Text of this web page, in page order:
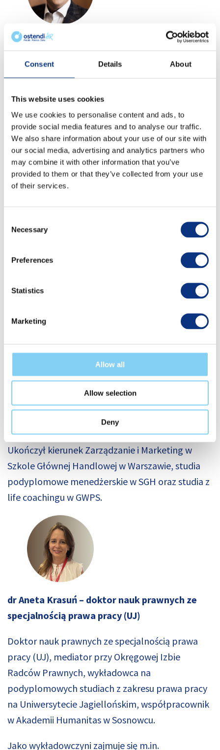
Consent Details About
This website uses cookies
We use cookies to personalise content and ads, to
provide social media features and to analyse our traffic.
We also share information about your use of our site with
our social media, advertising and analytics partners who
may combine it with other information that you’ve
provided to them or that they’ve collected from your use
of their services.
Selection
Necessary
Preferences
Statistics
Marketing
Allow all
Allow selection
Deny
Michał Płaczkiewicz –
Związany jest z Unum od czerwca 2019 r.
Początkowo jako Dyrektor Departamentu HR i
Komunikacji Korporacyjnej, w 2023 r. objął
również odpowiedzialność za Departament
Marketingu, a od 2025 r. dodatkowo odpowiada
za obszar administracji i Facility Management.
Unum pełnił funkcję Dyrektora Biura HR Business
Partnerów w Banku Pekao. Przez blisko 8 lat
kierował obszarem HR w domu maklerskim,
koordynując m.in. proces zmiany właścicielskiej.
Łączy pracę zawodową z działalnością społeczną
– jest Członkiem Rady Fundacji Unum i angażuje
się w realizację inicjatyw na rzecz podopiecznych
doświadczeniem jako mentor w projektach
organizowanych m.in. przez Polskie
Stowarzyszenia Zarządzania Kadrami. Był
członkiem think tanków HR oraz branżowych
stowarzyszeń zawodowych.
Ukończył kierunek Zarządzanie i Marketing w
Szkole Głównej Handlowej w Warszawie, studia
podyplomowe menedżerskie w SGH oraz studia z
life coachingu w GWPS.
dr Aneta Krasuń – doktor nauk prawnych ze
specjalnością prawa pracy (UJ)
Doktor nauk prawnych ze specjalnością prawa
pracy (UJ), mediator przy Okręgowej Izbie
Radców Prawnych, wykładowca na
podyplomowych studiach z zakresu prawa pracy
na Uniwersytecie Jagiellońskim, współpracownik
w Akademii Humanitas w Sosnowcu.
Jako wykładowczyni zajmuje się m.in.